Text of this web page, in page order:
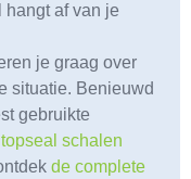
hangt af van je
je graag over
situatie. Benieuwd
gebruikte
schalen
de complete